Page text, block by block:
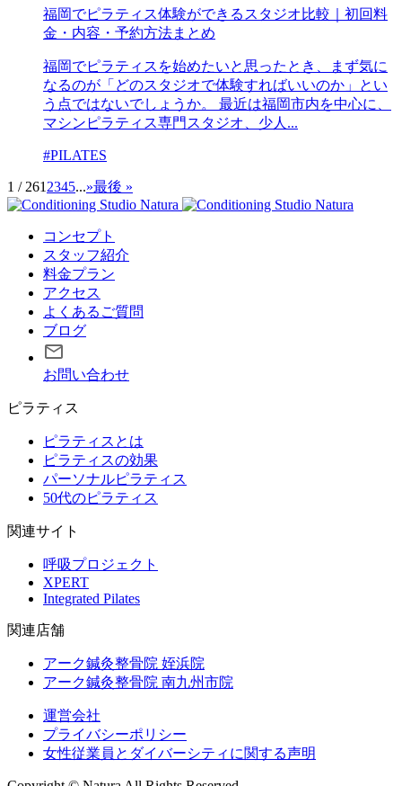
福岡でピラティス体験ができるスタジオ比較｜初回料
金・内容・予約方法まとめ
福岡でピラティスを始めたいと思ったとき、まず気に
なるのが「どのスタジオで体験すればいいのか」とい
う点ではないでしょうか。 最近は福岡市内を中心に、
マシンピラティス専門スタジオ、少人...
#PILATES
1 / 261 2345...»最後 »
コンセプト
スタッフ紹介
料金プラン
アクセス
よくあるご質問
ブログ
お問い合わせ
ピラティス
ピラティスとは
ピラティスの効果
パーソナルピラティス
50代のピラティス
関連サイト
呼吸プロジェクト
XPERT
Integrated Pilates
関連店舗
アーク鍼灸整骨院 姪浜院
アーク鍼灸整骨院 南九州市院
運営会社
プライバシーポリシー
女性従業員とダイバーシティに関する声明